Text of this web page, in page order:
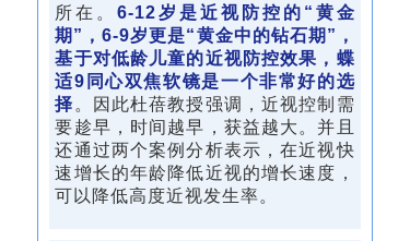
所在。6-12岁是近视防控的“黄金
期”，6-9岁更是“黄金中的钻石期”，
基于对低龄儿童的近视防控效果，蝶
适9同心双焦软镜是一个非常好的选
择 。因此杜蓓教授强调，近视控制需
要趁早，时间越早，获益越大。并且
还通过两个案例分析表示，在近视快
速增长的年龄降低近视的增长速度，
可以降低高度近视发生率。